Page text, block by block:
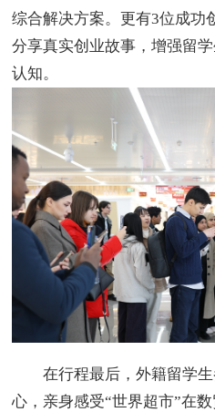
综合解决方案。更有3位成功
分享真实创业故事，增强留
认知。
在行程最后，外籍留学生
心，亲身感受“世界超市”在